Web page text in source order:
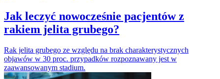
Jak leczyć nowocześnie pacjentów z
rakiem jelita grubego?
Rak jelita grubego ze względu na brak charakterystycznych
objawów w 30 proc. przypadków rozpoznawany jest w
zaawansowanym stadium.